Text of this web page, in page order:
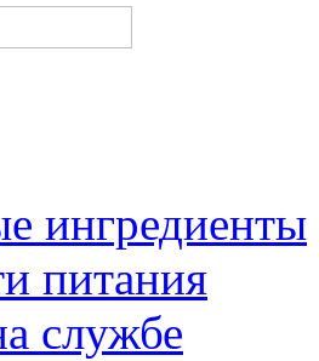
ингредиенты
питания
службе